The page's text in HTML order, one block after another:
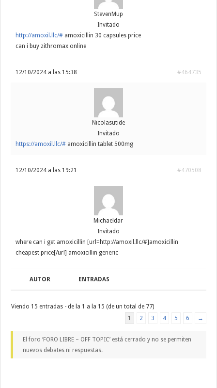
StevenMup
Invitado
http://amoxil.llc/# amoxicillin 30 capsules price
can i buy zithromax online
12/10/2024 a las 15:38 #464735
Nicolasutide
Invitado
https://amoxil.llc/# amoxicillin tablet 500mg
12/10/2024 a las 19:21 #470508
Michaeldar
Invitado
where can i get amoxicillin [url=http://amoxil.llc/#]amoxicillin
cheapest price[/url] amoxicillin generic
AUTOR ENTRADAS
Viendo 15 entradas - de la 1 a la 15 (de un total de 77)
1
2 3 4 5 6 →
El foro ‘FORO LIBRE – OFF TOPIC’ está cerrado y no se permiten
nuevos debates ni respuestas.